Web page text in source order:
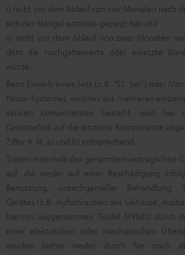
i) nicht vor dem Ablauf von vier Monaten nach
sich der Mangel erstmals gezeigt hat und
ii) nicht vor dem Ablauf von zwei Monaten
dem die nachgebesserte oder ersetzte
wurde.
Beim Erwerb eines Sets (z.B. "5.1. Set") oder
Passiv-Systeme), welches aus mehreren
aktiven Komponenten besteht, wird bei
Garantiefrist auf die einzelne Komponente
Ziffer 4. lit. a) und b) entsprechend.
Treten innerhalb der genannten vertraglichen
auf, die weder auf einer Beschädigung
Benutzung, unsachgemäßer Behandlung,
Gerätes (z.B. Aufschrauben des Gehäuse,
hiervon ausgenommen Teufel MYND) durch
einer elektrischen oder mechanischen
wurden bisher weder durch Sie noch